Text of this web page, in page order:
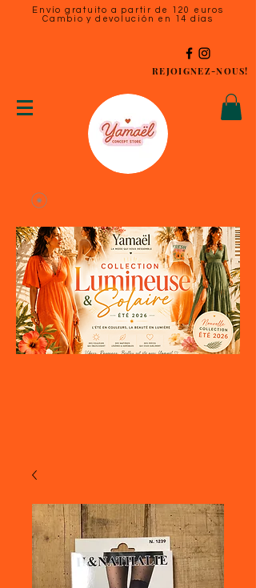
Envío gratuito a partir de 120 euros
Cambio y devolución en 14 días
REJOIGNEZ-NOUS!